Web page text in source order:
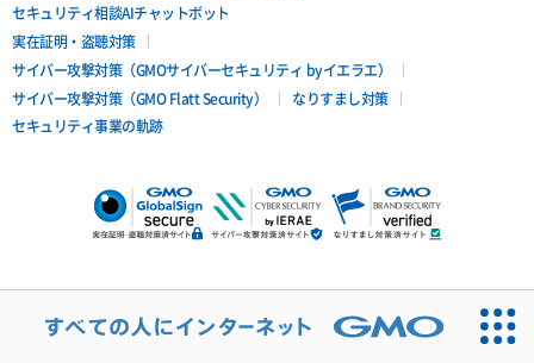
セキュリティ相談AIチャットボット
実在証明・盗聴対策
サイバー攻撃対策（GMOサイバーセキュリティ byイエラエ）
サイバー攻撃対策（GMO Flatt Security）
なりすまし対策
セキュリティ事業の軌跡